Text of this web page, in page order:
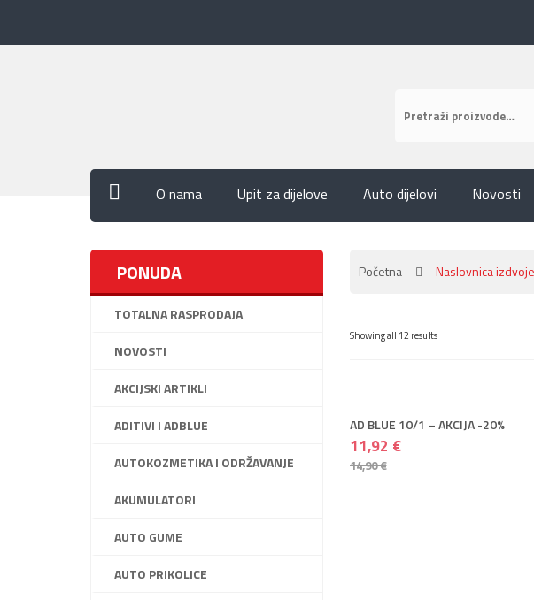
O nama Upit za dijelove Auto dijelovi Novosti
PONUDA
TOTALNA RASPRODAJA
NOVOSTI
AKCIJSKI ARTIKLI
ADITIVI I ADBLUE
AUTOKOZMETIKA I ODRŽAVANJE
AKUMULATORI
AUTO GUME
AUTO PRIKOLICE
Početna Naslovnica
Showing all 12 results
AD BLUE 10/1 – AKCIJA -20%
11,92 €
14,90 €
+ DODAJ U KOŠARICU